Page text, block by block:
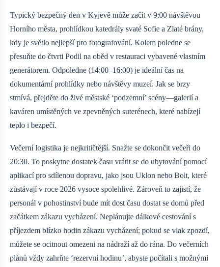
Typický bezpečný den v Kyjevě může začít v 9:00 návštěvou
Horního města, prohlídkou katedrály svaté Sofie a Zlaté brány,
kdy je světlo nejlepší pro fotografování. Kolem poledne se
přesuňte do čtvrti Podil na oběd v restauraci vybavené vlastním
generátorem. Odpoledne (14:00–16:00) je ideální čas na
dokumentární prohlídky nebo návštěvy muzeí. Jak se brzy
stmívá, přejděte do živé městské ‘podzemní’ scény—galerií a
kaváren umístěných ve zpevněných suterénech, které nabízejí
teplo i bezpečí.
Večerní logistika je nejkritičtější. Snažte se dokončit večeři do
20:30. To poskytne dostatek času vrátit se do ubytování pomocí
aplikací pro sdílenou dopravu, jako jsou Uklon nebo Bolt, které
zůstávají v roce 2026 vysoce spolehlivé. Zároveň to zajistí, že
personál v pohostinství bude mít dost času dostat se domů před
začátkem zákazu vycházení. Neplánujte dálkové cestování s
příjezdem blízko hodin zákazu vycházení; pokud se vlak zpozdí,
můžete se ocitnout omezeni na nádraží až do rána. Do večerních
plánů vždy zahrňte ‘rezervní hodinu’, abyste počítali s možnými